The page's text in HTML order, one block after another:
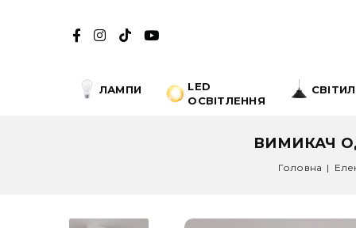
ЛАМПИ
LED
ОСВІТЛЕННЯ
ВИМИКАЧ
Головна |